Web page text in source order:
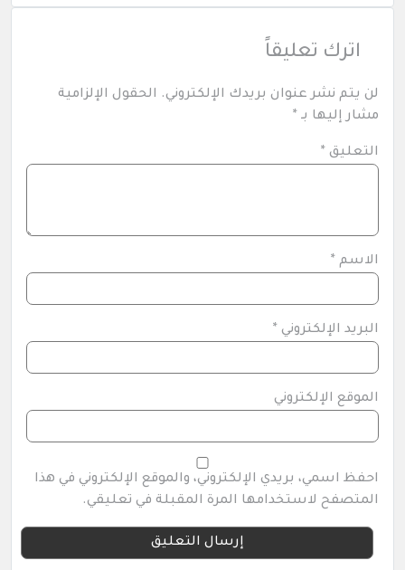
اترك تعليقاً
لن يتم نشر عنوان بريدك الإلكتروني. الحقول الإلزامية
مشار إليها بـ *
التعليق *
الاسم *
البريد الإلكتروني *
الموقع الإلكتروني
احفظ اسمي، بريدي الإلكتروني، والموقع الإلكتروني في هذا
المتصفح لاستخدامها المرة المقبلة في تعليقي.